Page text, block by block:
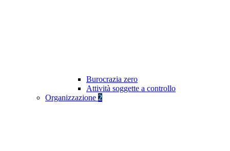
Burocrazia zero
Attività soggette a controllo
Organizzazione 2